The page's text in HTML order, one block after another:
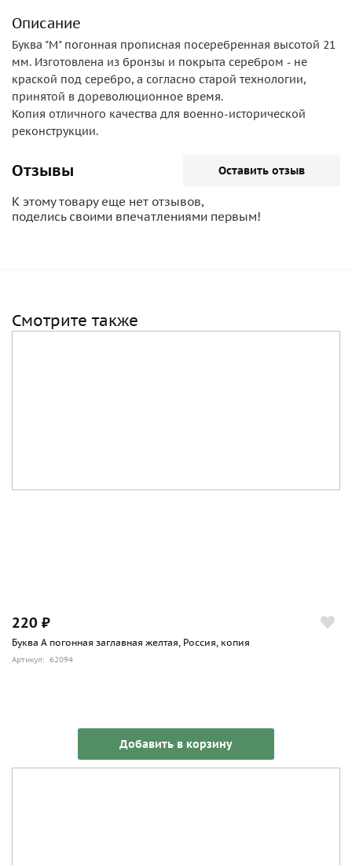
Описание
Буква "М" погонная прописная посеребренная высотой 21
мм. Изготовлена из бронзы и покрыта серебром - не
краской под серебро, а согласно старой технологии,
принятой в дореволюционное время.
Копия отличного качества для военно-исторической
реконструкции.
Отзывы Оставить отзыв
К этому товару еще нет отзывов,
поделись своими впечатлениями первым!
Смотрите также
220 ₽
Буква А погонная заглавная желтая, Россия, копия
Артикул: 62094
Добавить в корзину